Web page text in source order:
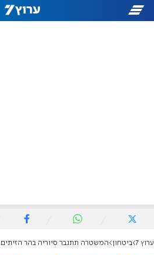
ערוץ 7 ביטחון המשטרה תתגבר סיוריה בהר הזיתים